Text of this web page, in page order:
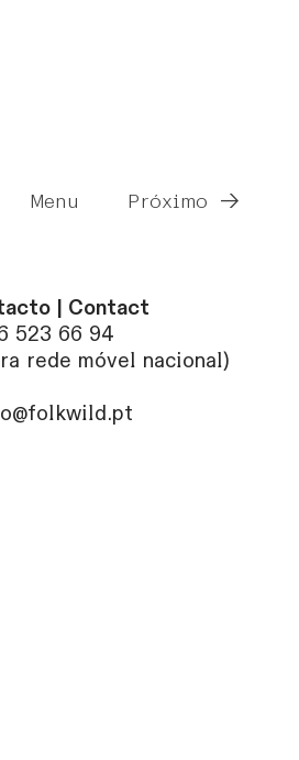
Menu Próximo →
| Contact
523 66 94
rede móvel nacional)